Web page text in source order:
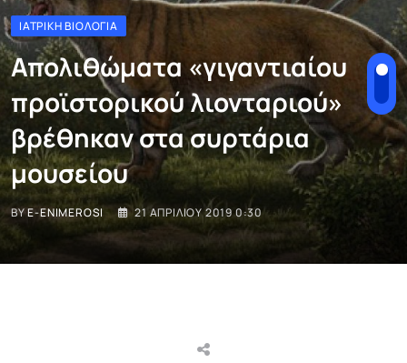
ΙΑΤΡΙΚΉ ΒΙΟΛΟΓΊΑ
Απολιθώματα «γιγαντιαίου
προϊστορικού λιονταριού»
βρέθηκαν στα συρτάρια
μουσείου
BYE-ENIMEROSI 21 ΑΠΡΙΛΊΟΥ 2019 0:30